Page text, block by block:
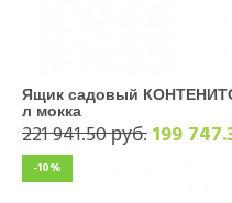
Ящик садовый
л мокка
221 941.50 руб.199
-10%